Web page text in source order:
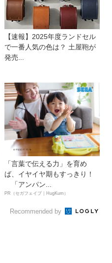
【速報】2025年度ランドセル
で一番人気の色は？ 土屋鞄が
発売...
「言葉で伝える力」を育め
ば、イヤイヤ期もすっきり！
「アンパン...
PR（セガフェイブ｜HugKum）
Recommended by